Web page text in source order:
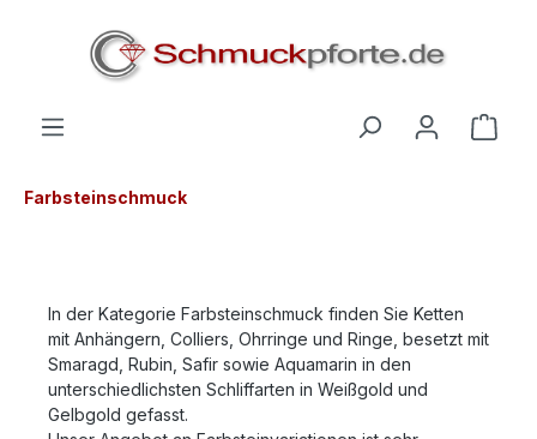
springen
Farbsteinschmuck
In der Kategorie Farbsteinschmuck finden Sie Ketten
mit Anhängern, Colliers, Ohrringe und Ringe, besetzt mit
Smaragd, Rubin, Safir sowie Aquamarin in den
unterschiedlichsten Schliffarten in Weißgold und
Gelbgold gefasst.